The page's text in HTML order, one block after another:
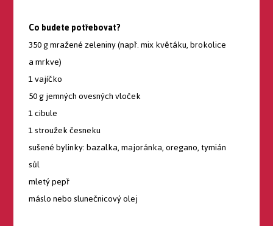
Co budete potřebovat?
350 g mražené zeleniny (např. mix květáku, brokolice
a mrkve)
1 vajíčko
50 g jemných ovesných vloček
1 cibule
1 stroužek česneku
sušené bylinky: bazalka, majoránka, oregano, tymián
sůl
mletý pepř
máslo nebo slunečnicový olej